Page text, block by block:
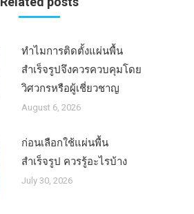
ทำไมการติดตั้งแผ่นพื้น
สำเร็จรูปจึงควรควบคุมโดย
วิศวกรหรือผู้เชี่ยวชาญ
August 6, 2026
ก่อนเลือกใช้แผ่นพื้น
สำเร็จรูป ควรรู้อะไรบ้าง
July 30, 2026